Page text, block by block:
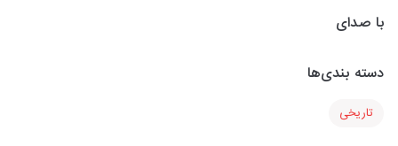
با صدای
دسته بندی‌ها
تاریخی